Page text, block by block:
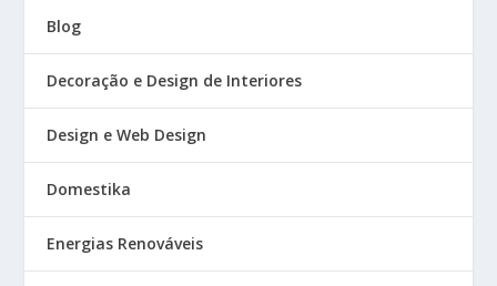
Blog
Decoração e Design de Interiores
Design e Web Design
Domestika
Energias Renováveis